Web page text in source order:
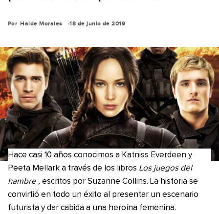
Por Haide Morales 18 de junio de 2019
Hace casi 10 años conocimos a Katniss Everdeen y
Peeta Mellark a través de los libros Los juegos del
hambre , escritos por Suzanne Collins. La historia se
convirtió en todo un éxito al presentar un escenario
futurista y dar cabida a una heroína femenina.